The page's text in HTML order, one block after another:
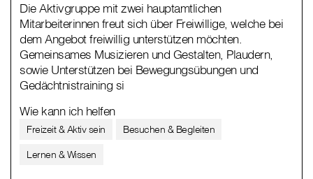
Die Aktivgruppe mit zwei hauptamtlichen
Mitarbeiterinnen freut sich über Freiwillige, welche bei
dem Angebot freiwillig unterstützen möchten.
Gemeinsames Musizieren und Gestalten, Plaudern,
sowie Unterstützen bei Bewegungsübungen und
Gedächtnistraining si
Wie kann ich helfen
Freizeit & Aktiv sein
Besuchen & Begleiten
Lernen & Wissen